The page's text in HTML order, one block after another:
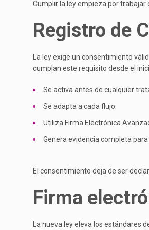
Cumplir la ley empieza por
Registro de
La ley exige un consentimiento
cumplan este requisito desde el
Se activa antes de cualquier
Se adapta a cada flujo.
Utiliza Firma Electrónica
Genera evidencia completa
El consentimiento deja de ser
Firma
La nueva ley eleva los estándares